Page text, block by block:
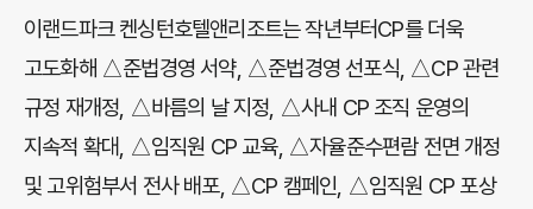
이랜드파크 켄싱턴호텔앤리조트는 작년부터CP를 더욱
고도화해 △준법경영 서약, △준법경영 선포식, △CP 관련
규정 재개정, △바름의 날 지정, △사내 CP 조직 운영의
지속적 확대, △임직원 CP 교육, △자율준수편람 전면 개정
및 고위험부서 전사 배포, △CP 캠페인, △임직원 CP 포상